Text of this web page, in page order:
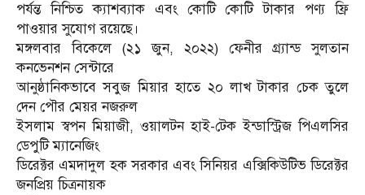
পর্যন্ত নিশ্চিত ক্যাশব্যাক এবং কোটি কোটি টাকার পণ্য ফ্রি
পাওয়ার সুযোগ রয়েছে।
মঙ্গলবার বিকেলে (২১ জুন, ২০২২) ফেনীর গ্র্যান্ড সুলতান
কনভেনশন সেন্টারে
আনুষ্ঠানিকভাবে সবুজ মিয়ার হাতে ২০ লাখ টাকার চেক তুলে
দেন পৌর মেয়র নজরুল
ইসলাম স্বপন মিয়াজী, ওয়ালটন হাই-টেক ইন্ডাস্ট্রিজ পিএলসির
ডেপুটি ম্যানেজিং
ডিরেক্টর এমদাদুল হক সরকার এবং সিনিয়র এক্সিকিউটিভ ডিরেক্টর
জনপ্রিয় চিত্রনায়ক